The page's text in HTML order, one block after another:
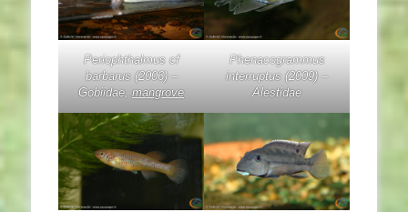
Periophthalmus cf
barbarus(2006) –
Gobiidae,mangrove
Phenacogrammus
interruptus (2009) –
Alestidae